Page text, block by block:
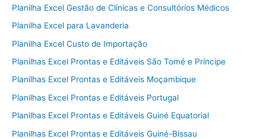
Planilha Excel Gestão de Clínicas e Consultórios Médicos
Planilha Excel para Lavanderia
Planilha Excel Custo de Importação
Planilhas Excel Prontas e Editáveis São Tomé e Príncipe
Planilhas Excel Prontas e Editáveis Moçambique
Planilhas Excel Prontas e Editáveis Portugal
Planilhas Excel Prontas e Editáveis Guiné Equatorial
Planilhas Excel Prontas e Editáveis Guiné-Bissau